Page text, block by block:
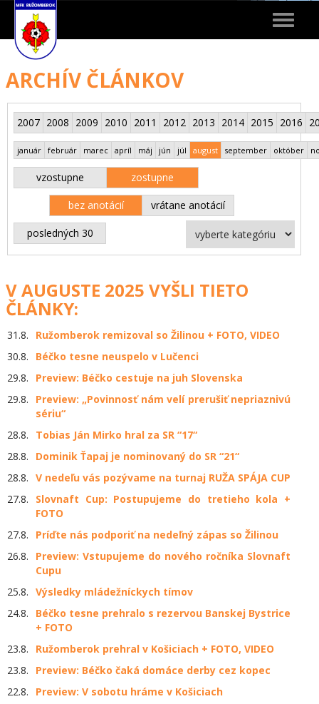
Toggle
ARCHÍV ČLÁNKOV
2007 2008 2009 2010 2011 2012 2013 2014 2015 2016
január február marec apríl máj jún júl august september október
vzostupne zostupne
bez anotácií vrátane anotácií
posledných 30
V AUGUSTE 2025 VYŠLI TIETO
ČLÁNKY:
31.8.
Ružomberok remizoval so Žilinou + FOTO, VIDEO
30.8.
Béčko tesne neuspelo v Lučenci
29.8.
Preview: Béčko cestuje na juh Slovenska
29.8.
Preview: „Povinnosť nám velí prerušiť nepriaznivú
sériu“
28.8.
Tobias Ján Mirko hral za SR “17“
28.8.
Dominik Ťapaj je nominovaný do SR “21“
28.8. V nedeľu vás pozývame na turnaj RUŽA SPÁJA CUP
27.8.
Slovnaft Cup: Postupujeme do tretieho kola +
FOTO
27.8.
Príďte nás podporiť na nedeľný zápas so Žilinou
26.8.
Preview: Vstupujeme do nového ročníka Slovnaft
Cupu
25.8. Výsledky mládežníckych tímov
24.8.
Béčko tesne prehralo s rezervou Banskej Bystrice
+ FOTO
23.8.
Ružomberok prehral v Košiciach + FOTO, VIDEO
23.8.
Preview: Béčko čaká domáce derby cez kopec
22.8.
Preview: V sobotu hráme v Košiciach